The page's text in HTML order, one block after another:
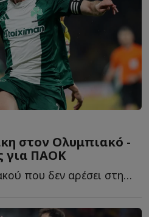
στον Ολυμπιακό -
για ΠΑΟΚ
Η εικόνα του Ολυμπιακού που δεν αρέσει στην διοίκηση, τ...